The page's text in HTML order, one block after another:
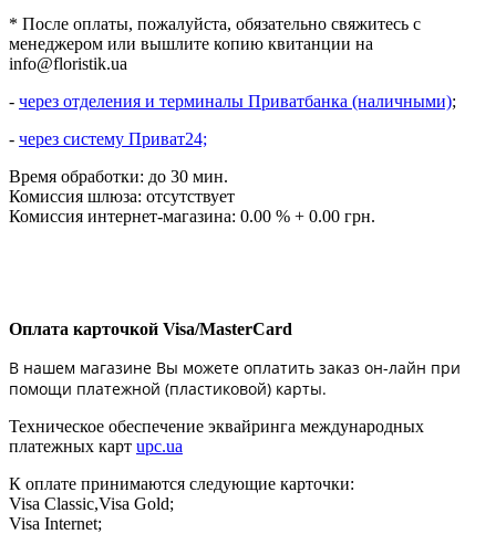
* После оплаты, пожалуйста, обязательно свяжитесь с
менеджером или вышлите копию квитанции на
info@floristik.ua
- через отделения и терминалы Приватбанка (наличными);
- через систему Приват24;
Время обработки: до 30 мин.
Комиссия шлюза: отсутствует
Комиссия интернет-магазина: 0.00 % + 0.00 грн.
Оплата карточкой Visa/MasterCard
В нашем магазине Вы можете оплатить заказ он-лайн при
помощи платежной (пластиковой) карты.
Техническое обеспечение эквайринга международных
платежных карт upc.ua
К оплате принимаются следующие карточки:
Visa Classic,Visa Gold;
Visa Internet;